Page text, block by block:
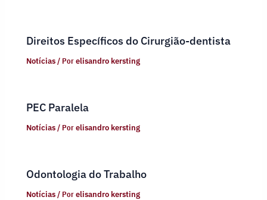
Direitos Específicos do Cirurgião-dentista
Notícias/ Porelisandro kersting
PEC Paralela
Notícias/ Porelisandro kersting
Odontologia do Trabalho
Notícias/ Porelisandro kersting